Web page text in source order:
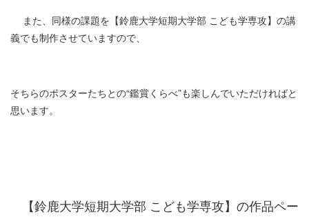
また、同様の課題を【鈴鹿大学短期大学部 こども学専攻】の講
義でも制作させていますので、
そちらのポスターたちとの“鑑賞くらべ”も楽しんでいただければと
思います。
【鈴鹿大学短期大学部 こども学専攻】の作品ペー